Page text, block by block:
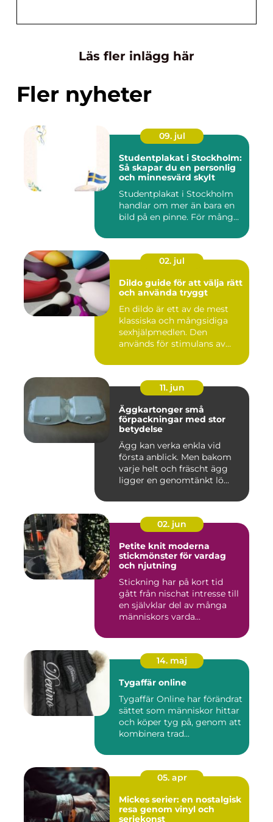
Läs fler inlägg här
Fler nyheter
09. jul
Studentplakat i Stockholm:
Så skapar du en personlig
och minnesvärd skylt
Studentplakat i Stockholm
handlar om mer än bara en
bild på en pinne. För mång...
02. jul
Dildo guide för att välja rätt
och använda tryggt
En dildo är ett av de mest
klassiska och mångsidiga
sexhjälpmedlen. Den
används för stimulans av
11. jun
Äggkartonger små
förpackningar med stor
betydelse
Ägg kan verka enkla vid
första anblick. Men bakom
varje helt och fräscht ägg
ligger en genomtänkt lö...
02. jun
Petite knit moderna
stickmönster för vardag
och njutning
Stickning har på kort tid
gått från nischat intresse till
en självklar del av många
människors varda...
14. maj
Tygaffär online
Tygaffär Online har förändrat
sättet som människor hittar
och köper tyg på, genom att
kombinera trad...
05. apr
Mickes serier: en nostalgisk
resa genom vinyl och
seriekonst